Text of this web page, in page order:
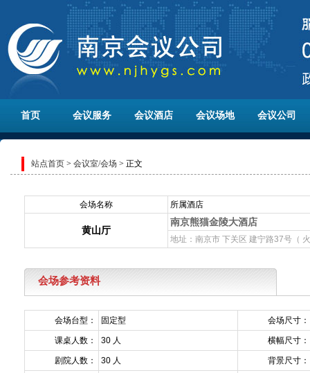
首页 会议服务 会议酒店 会议场地 会议公司
站点首页 > 会议室/会场 > 正文
会场名称 所属酒店
黄山厅
南京熊猫金陵大酒店
地址：南京市 下关区 建宁路37号（
会场参考资料
会场台型： 固定型 会场尺寸：
课桌人数： 30 人 横幅尺寸：
剧院人数： 30 人 背景尺寸：